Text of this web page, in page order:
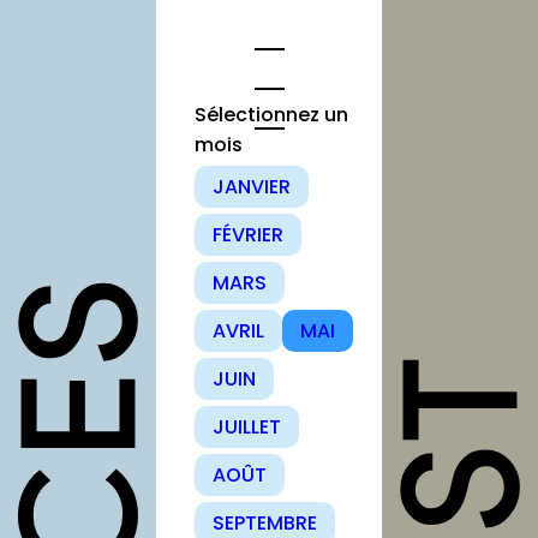
opportunités
Appels à
candidature
Offres
d’emploi et
stage
Formations
Soutiens
Mutualisation
Sélectionnez un
mois
JANVIER
FÉVRIER
MARS
AVRIL
MAI
JUIN
JUILLET
AOÛT
SEPTEMBRE